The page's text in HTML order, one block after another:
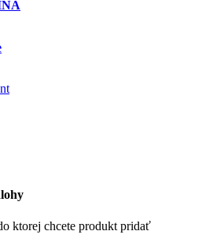
ktorej chcete produkt pridať